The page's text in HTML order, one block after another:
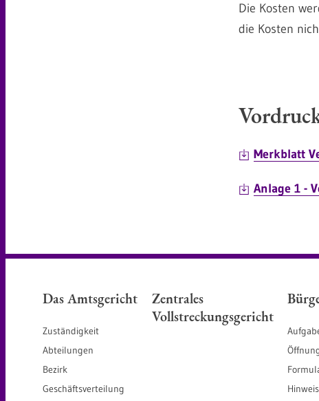
Die Kosten
die Kosten
Merkblatt
Anlage 1 -
Das Amtsgericht
Zuständigkeit
Abteilungen
Bezirk
Geschäftsverteilung
Zentrales
Vollstreckungsgericht